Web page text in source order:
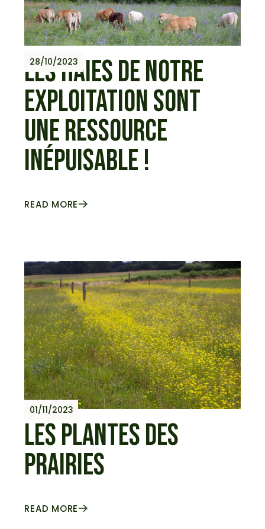
28/10/2023
LES HAIES DE NOTRE
EXPLOITATION SONT
UNE RESSOURCE
INÉPUISABLE !
READ MORE
01/11/2023
LES PLANTES DES
PRAIRIES
READ MORE